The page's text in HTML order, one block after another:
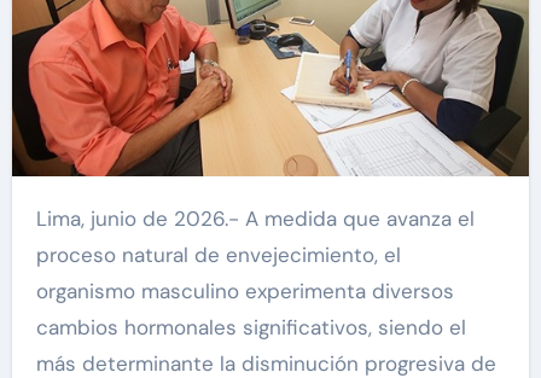
Lima, junio de 2026.- A medida que avanza el
proceso natural de envejecimiento, el
organismo masculino experimenta diversos
cambios hormonales significativos, siendo el
más determinante la disminución progresiva de